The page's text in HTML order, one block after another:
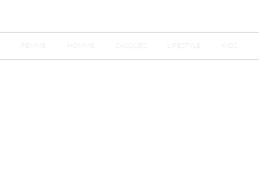
FEMME HOMME CASQUES LIFESTYLE KIDS